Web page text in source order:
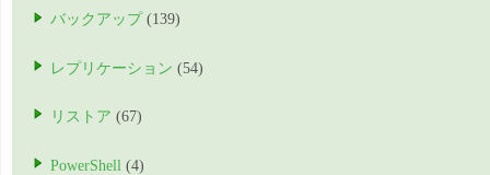
バックアップ (139)
レプリケーション (54)
リストア (67)
PowerShell (4)